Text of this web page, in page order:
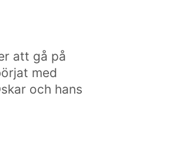
att gå på
med
och hans